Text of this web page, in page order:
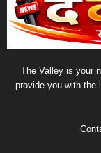
The Valley is your
provide you with the